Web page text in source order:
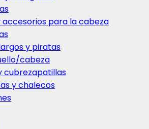
accesorios para la cabeza
y piratas
cabeza
cubrezapatillas
y chalecos